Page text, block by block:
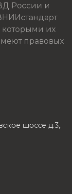
России и
которыми их
правовых
шоссе д.3,